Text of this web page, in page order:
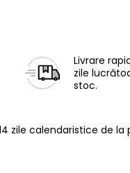
Livrare
zile
stoc.
zile calendaristice de la